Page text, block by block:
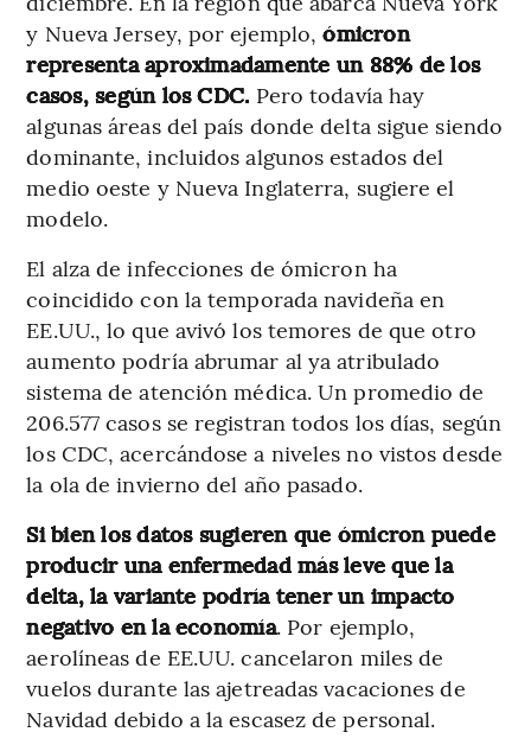
y Nueva Jersey, por ejemplo,ómicron
representa aproximadamente un 88% de los
casos, según los CDC. Pero todavía hay
algunas áreas del país donde delta sigue siendo
dominante, incluidos algunos estados del
medio oeste y Nueva Inglaterra, sugiere el
modelo.
El alza de infecciones de ómicron ha
coincidido con la temporada navideña en
EE.UU., lo que avivó los temores de que otro
aumento podría abrumar al ya atribulado
sistema de atención médica. Un promedio de
206.577 casos se registran todos los días, según
los CDC, acercándose a niveles no vistos desde
la ola de invierno del año pasado.
Si bien los datos sugieren que ómicron puede
producir una enfermedad más leve que la
delta, la variante podría tener un impacto
negativo en la economía. Por ejemplo,
aerolíneas de EE.UU. cancelaron miles de
vuelos durante las ajetreadas vacaciones de
Navidad debido a la escasez de personal.